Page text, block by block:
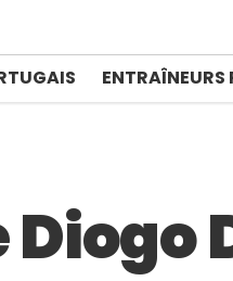
ENTRAÎNEURS
Diogo